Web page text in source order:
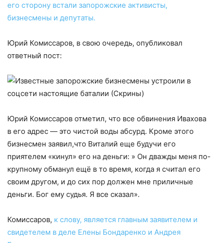
его сторону встали запорожские активисты,
бизнесмены и депутаты.
Юрий Комиссаров, в свою очередь, опубликовал
ответный пост:
Юрий Комиссаров отметил, что все обвинения Ивахова
в его адрес — это чистой воды абсурд. Кроме этого
бизнесмен заявил,что Виталий еще будучи его
приятелем «кинул» его на деньги: » Он дважды меня по-
крупному обманул ещё в то время, когда я считал его
своим другом, и до сих пор должен мне приличные
деньги. Бог ему судья. Я все сказал».
Комиссаров, к слову, является главным заявителем и
свидетелем в деле Елены Бондаренко и Андрея